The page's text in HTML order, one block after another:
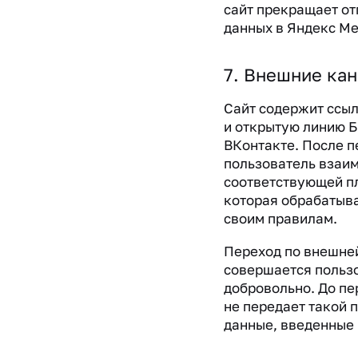
сайт прекращает
данных в Яндекс
7. Внешние
Сайт содержит
и открытую линию
ВКонтакте. После
пользователь
соответствующей
которая
своим правилам.
Переход по
совершается
добровольно. До
не передает такой
данные,